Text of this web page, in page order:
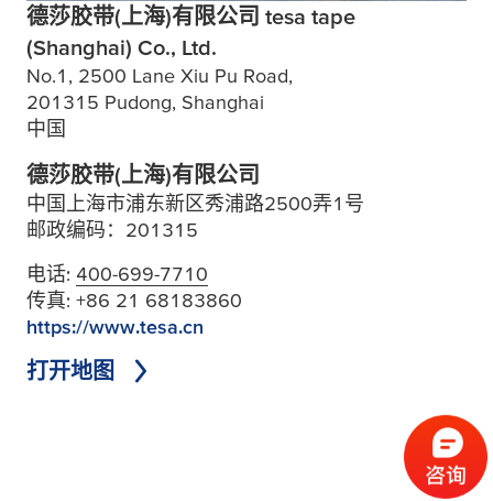
德莎胶带(上海)有限公司 tesa tape
(Shanghai) Co., Ltd.
No.1, 2500 Lane Xiu Pu Road,
201315 Pudong, Shanghai
中国
德莎胶带(上海)有限公司
中国上海市浦东新区秀浦路2500弄1号
邮政编码：201315
电话: 400-699-7710
传真: +86 21 68183860
https://www.tesa.cn
打开地图